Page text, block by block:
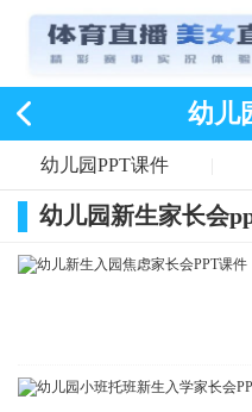
幼儿
幼儿园PPT课件
幼儿园新生家长会